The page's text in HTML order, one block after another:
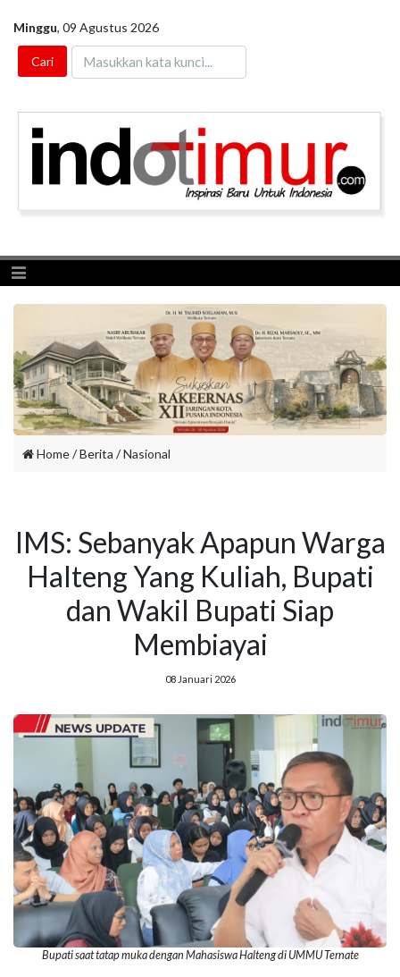
Minggu, 09 Agustus 2026
Toggle navigation
Home/ Berita /Nasional
IMS: Sebanyak Apapun Warga
Halteng Yang Kuliah, Bupati
dan Wakil Bupati Siap
Membiayai
08 Januari 2026
Bupati saat tatap muka dengan Mahasiswa Halteng di UMMU Ternate